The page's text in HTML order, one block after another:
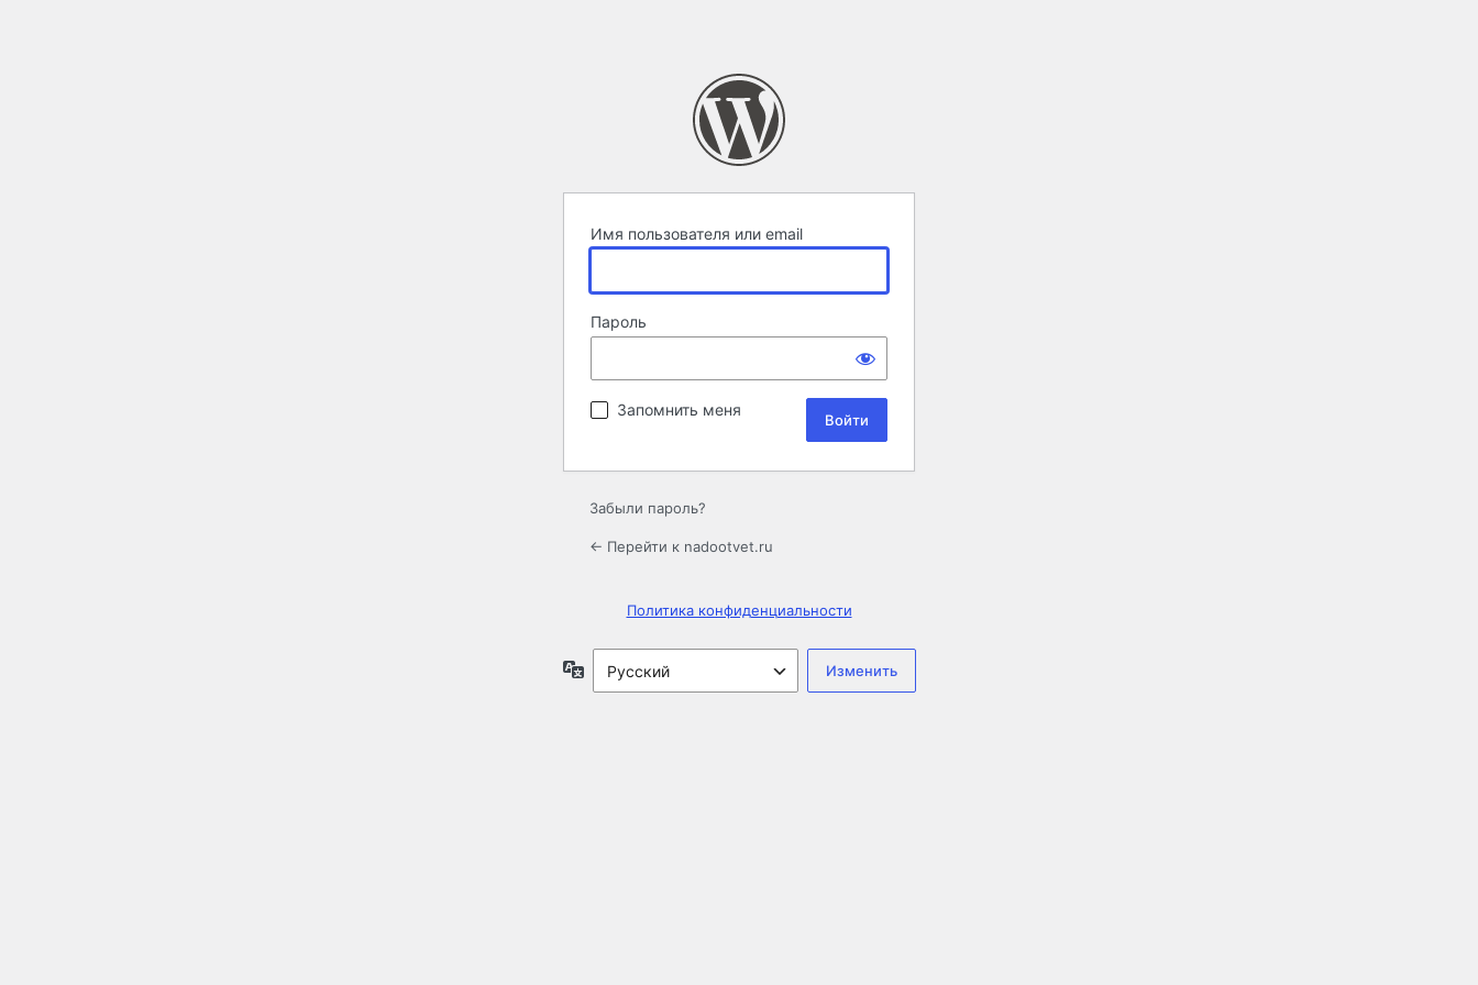
Имя пользователя или email
Пароль
Запомнить меня
Забыли пароль?
← Перейти к nadootvet.ru
Политика конфиденциальности
Язык